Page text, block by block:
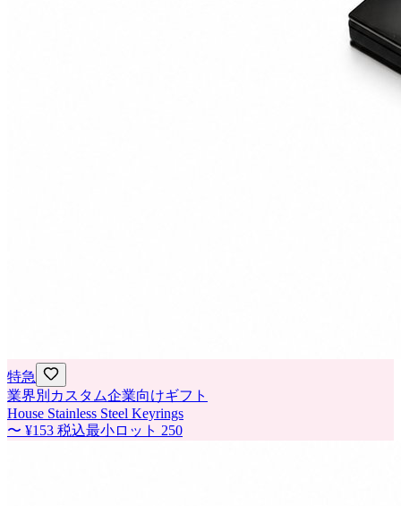
特急
業界別カスタム企業向けギフト
House Stainless Steel Keyrings
〜 ¥153 税込最小ロット 250